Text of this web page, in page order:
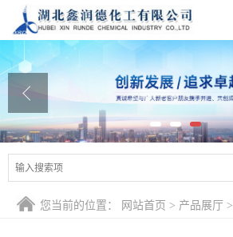
公司首页
公司介绍
公司动态
产品展厅
证书荣誉
您当前的位置： 网站首页 > 产品展厅 >